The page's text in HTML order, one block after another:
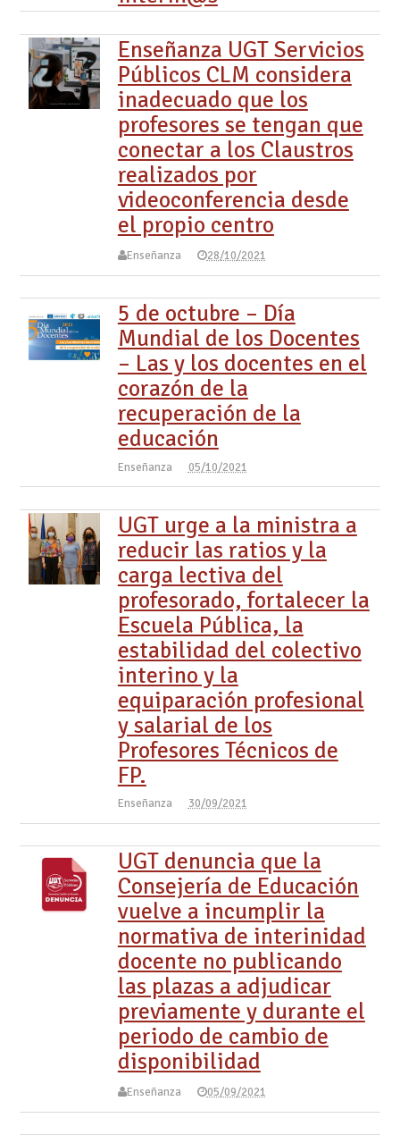
Enseñanza UGT Servicios
Públicos CLM considera
inadecuado que los
profesores se tengan que
conectar a los Claustros
realizados por
videoconferencia desde
el propio centro
Enseñanza 28/10/2021
5 de octubre – Día
Mundial de los Docentes
– Las y los docentes en el
corazón de la
recuperación de la
educación
Enseñanza 05/10/2021
UGT urge a la ministra a
reducir las ratios y la
carga lectiva del
profesorado, fortalecer la
Escuela Pública, la
estabilidad del colectivo
interino y la
equiparación profesional
y salarial de los
Profesores Técnicos de
FP.
Enseñanza 30/09/2021
UGT denuncia que la
Consejería de Educación
vuelve a incumplir la
normativa de interinidad
docente no publicando
las plazas a adjudicar
previamente y durante el
periodo de cambio de
disponibilidad
Enseñanza 05/09/2021